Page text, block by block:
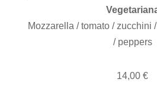
Mozzarella / tomato / zucchini
/ peppers
14,00 €